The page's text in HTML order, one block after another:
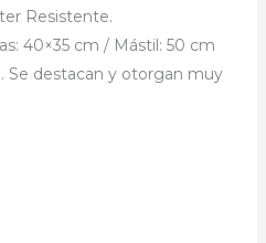
Resistente.
40×35 cm / Mástil: 50 cm
Se destacan y otorgan muy